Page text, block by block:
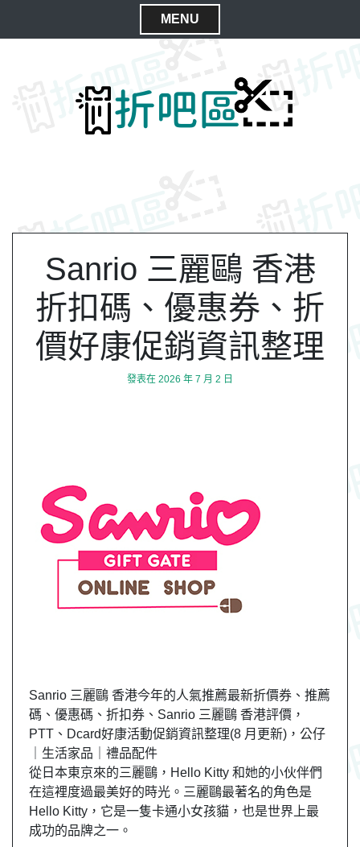
MENU
C
Sanrio 三麗鷗 香港
折扣碼、優惠券、折
價好康促銷資訊整理
發表在 2026 年 7 月 2 日
Sanrio 三麗鷗 香港今年的人氣推薦最新折價券、推薦
碼、優惠碼、折扣券、Sanrio 三麗鷗 香港評價，
PTT、Dcard好康活動促銷資訊整理(8 月更新)，公仔
｜生活家品｜禮品配件
從日本東京來的三麗鷗，Hello Kitty 和她的小伙伴們
在這裡度過最美好的時光。三麗鷗最著名的角色是
Hello Kitty，它是一隻卡通小女孩貓，也是世界上最
成功的品牌之一。